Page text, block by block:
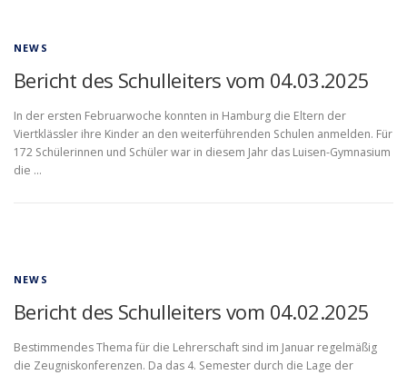
NEWS
Bericht des Schulleiters vom 04.03.2025
In der ersten Februarwoche konnten in Hamburg die Eltern der
Viertklässler ihre Kinder an den weiterführenden Schulen anmelden. Für
172 Schülerinnen und Schüler war in diesem Jahr das Luisen-Gymnasium
die …
NEWS
Bericht des Schulleiters vom 04.02.2025
Bestimmendes Thema für die Lehrerschaft sind im Januar regelmäßig
die Zeugniskonferenzen. Da das 4. Semester durch die Lage der